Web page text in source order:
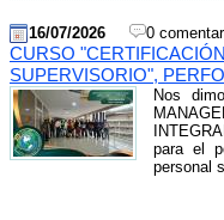
16/07/2026 0
CURSO
SUPERVISORIO",
Nos
para el
personal